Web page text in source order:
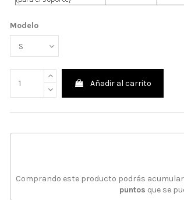
Modelo
Añadir al carrito
Comprando este producto podrás
puntos que se